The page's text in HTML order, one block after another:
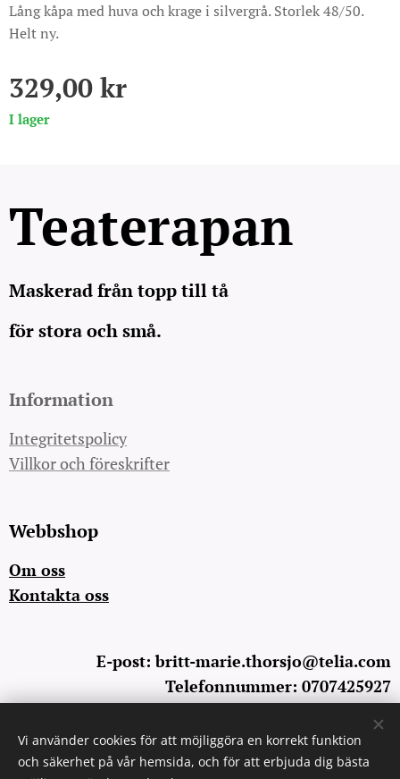
Lång kåpa med huva och krage i silvergrå. Storlek 48/50.
Helt ny.
329,00 kr
I lager
Teaterapan
Maskerad från topp till tå
för stora och små.
Information
Integritetspolicy
Villkor och föreskrifter
Webbshop
Om oss
Kontakta oss
E-post: britt-marie.thorsjo@telia.com
Telefonnummer: 0707425927
Cookies
Vi använder cookies för att möjliggöra en korrekt funktion
och säkerhet på vår hemsida, och för att erbjuda dig bästa